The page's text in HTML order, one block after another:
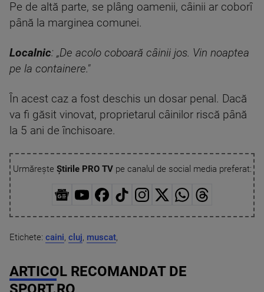
Pe de altă parte, se plâng oamenii, câinii ar coborî
până la marginea comunei.
Localnic: „De acolo coboară câinii jos. Vin noaptea
pe la containere."
În acest caz a fost deschis un dosar penal. Dacă
va fi găsit vinovat, proprietarul câinilor riscă până
la 5 ani de închisoare.
Urmărește Știrile PRO TVpe canalul de social media preferat:
Etichete: caini, cluj, muscat,
ARTICOL RECOMANDAT DE